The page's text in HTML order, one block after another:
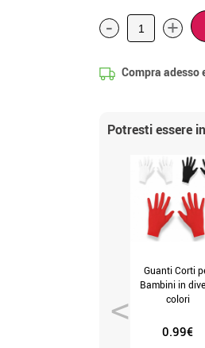
- +
Compra adesso
Potresti essere
Guanti Corti
Bambini in
colori
0.99€